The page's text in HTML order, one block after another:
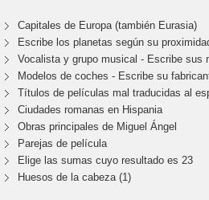
Capitales de Europa (también Eurasia)
Escribe los planetas según su
Vocalista y grupo musical - Escribe sus
Modelos de coches - Escribe su
Títulos de películas mal traducidas al
Ciudades romanas en Hispania
Obras principales de Miguel Ángel
Parejas de película
Elige las sumas cuyo resultado es 23
Huesos de la cabeza (1)